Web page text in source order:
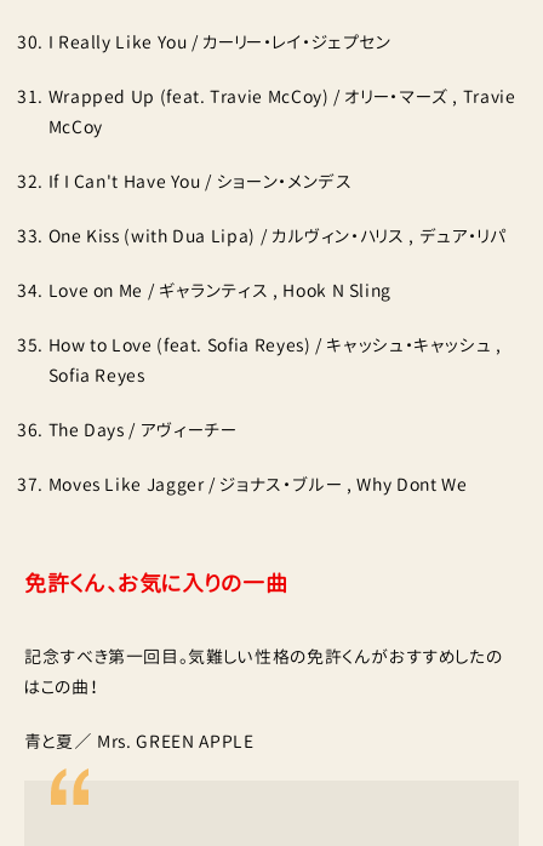
I Really Like You / カーリー・レイ・ジェプセン
Wrapped Up (feat. Travie McCoy) / オリー・マーズ , Travie
McCoy
If I Can't Have You / ショーン・メンデス
One Kiss (with Dua Lipa) / カルヴィン・ハリス , デュア・リパ
Love on Me / ギャランティス , Hook N Sling
How to Love (feat. Sofia Reyes) / キャッシュ・キャッシュ ,
Sofia Reyes
The Days / アヴィーチー
Moves Like Jagger / ジョナス・ブルー , Why Dont We
免許くん、お気に入りの一曲
記念すべき第一回目。気難しい性格の免許くんがおすすめしたの
はこの曲！
青と夏／ Mrs. GREEN APPLE